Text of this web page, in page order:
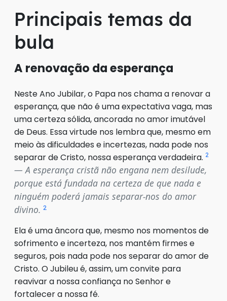
Principais temas da
bula
A renovação da esperança
Neste Ano Jubilar, o Papa nos chama a renovar a
esperança, que não é uma expectativa vaga, mas
uma certeza sólida, ancorada no amor imutável
de Deus. Essa virtude nos lembra que, mesmo em
meio às dificuldades e incertezas, nada pode nos
separar de Cristo, nossa esperança verdadeira. 2
A esperança cristã não engana nem desilude,
porque está fundada na certeza de que nada e
ninguém poderá jamais separar-nos do amor
divino. 2
Ela é uma âncora que, mesmo nos momentos de
sofrimento e incerteza, nos mantém firmes e
seguros, pois nada pode nos separar do amor de
Cristo. O Jubileu é, assim, um convite para
reavivar a nossa confiança no Senhor e
fortalecer a nossa fé.